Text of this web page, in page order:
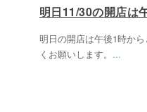
明日11/30の開店は
明日の開店は午後1時か
くお願いします。 ...